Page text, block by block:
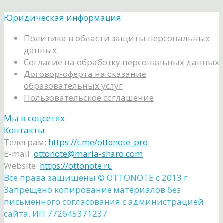
Юридическая информация
Политика в области защиты персональных
данных
Согласие на обработку персональных данных
Договор-оферта на оказание
образовательных услуг
Пользовательское соглашение
Мы в соцсетях
Контакты
Телеграм: https://t.me/ottonote_pro
E-mail: ottonote@maria-sharo.com
Website: https://ottonote.ru
Все права защищены ©️ OTTONOTE с 2013 г.
Запрещено копирование материалов без
письменного согласования с администрацией
сайта. ИП 772645371237